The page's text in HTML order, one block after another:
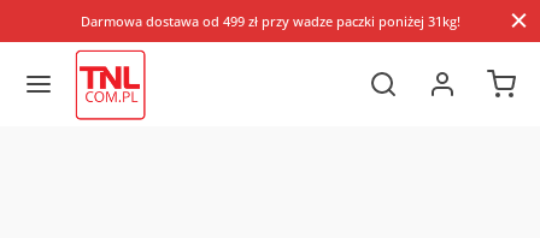
Darmowa dostawa od 499 zł przy wadze paczki poniżej 31kg!